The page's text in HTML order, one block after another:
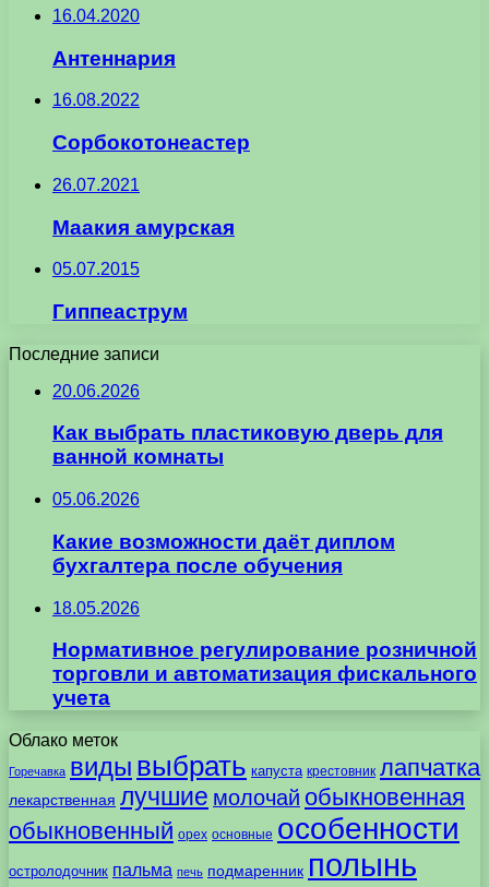
16.04.2020
Антеннария
16.08.2022
Сорбокотонеастер
26.07.2021
Маакия амурская
05.07.2015
Гиппеаструм
Последние записи
20.06.2026
Как выбрать пластиковую дверь для
ванной комнаты
05.06.2026
Какие возможности даёт диплом
бухгалтера после обучения
18.05.2026
Нормативное регулирование розничной
торговли и автоматизация фискального
учета
Облако меток
Горечавка виды выбрать капуста крестовник лапчатка
лекарственная лучшие молочай обыкновенная
обыкновенный орех основные особенности
остролодочник пальма печь подмаренник полынь